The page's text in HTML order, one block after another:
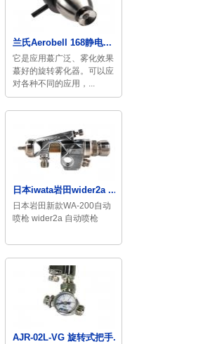
兰氏Aerobell 168静电...
它是应用蕞广泛、雾化效果
蕞好的旋转雾化器。可以应
对各种不同的应用，...
日本iwata岩田wider2a ...
日本岩田新款WA-200自动
喷枪 wider2a 自动喷枪
AJR-02L-VG 旋转式把手...